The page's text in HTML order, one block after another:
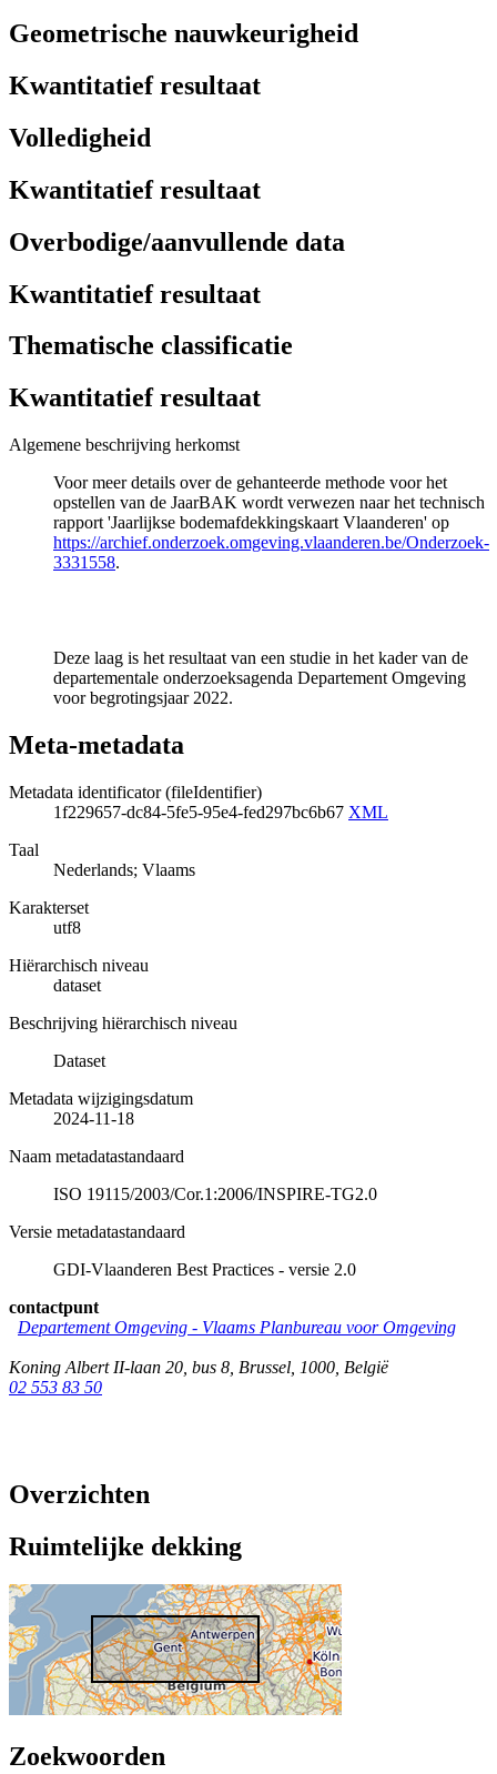
Geometrische nauwkeurigheid
Kwantitatief resultaat
Volledigheid
Kwantitatief resultaat
Overbodige/aanvullende data
Kwantitatief resultaat
Thematische classificatie
Kwantitatief resultaat
Algemene beschrijving herkomst
Voor meer details over de gehanteerde methode voor het
opstellen van de JaarBAK wordt verwezen naar het technisch
rapport 'Jaarlijkse bodemafdekkingskaart Vlaanderen' op
https://archief.onderzoek.omgeving.vlaanderen.be/Onderzoek-
3331558.
Deze laag is het resultaat van een studie in het kader van de
departementale onderzoeksagenda Departement Omgeving
voor begrotingsjaar 2022.
Meta-metadata
Metadata identificator (fileIdentifier)
1f229657-dc84-5fe5-95e4-fed297bc6b67 XML
Taal
Nederlands; Vlaams
Karakterset
utf8
Hiërarchisch niveau
dataset
Beschrijving hiërarchisch niveau
Dataset
Metadata wijzigingsdatum
2024-11-18
Naam metadatastandaard
ISO 19115/2003/Cor.1:2006/INSPIRE-TG2.0
Versie metadatastandaard
GDI-Vlaanderen Best Practices - versie 2.0
contactpunt
Departement Omgeving - Vlaams Planbureau voor Omgeving
Koning Albert II-laan 20, bus 8 Brussel 1000 België
02 553 83 50
Overzichten
Ruimtelijke dekking
Zoekwoorden